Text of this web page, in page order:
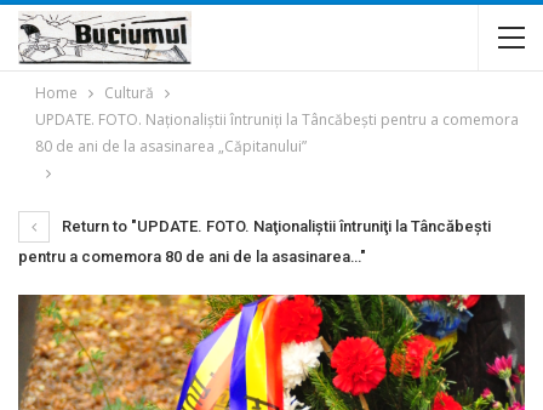
Home
Cultură
UPDATE. FOTO. Naţionaliştii întruniţi la Tâncăbești pentru a comemora
80 de ani de la asasinarea „Căpitanului”
Return to "UPDATE. FOTO. Naţionaliştii întruniţi la Tâncăbești
pentru a comemora 80 de ani de la asasinarea…"